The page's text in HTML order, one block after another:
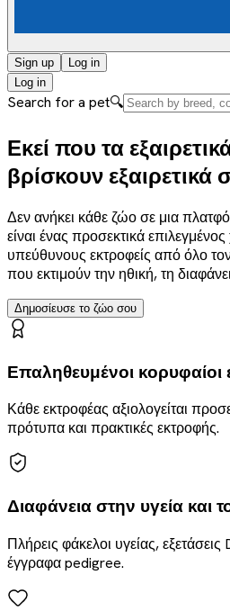
Sign up
Log in
Log in
Search for a pet🔍
Εκεί που τα
βρίσκουν εξαιρετικά
Δεν ανήκει κάθε ζώο σε μια
είναι ένας προσεκτικά
υπεύθυνους εκτροφείς από όλο
που εκτιμούν την ηθική, τη
Δημοσίευσε το ζώο σου
Επαληθευμένοι κορυφαίοι
Κάθε εκτροφέας αξιολογείται
πρότυπα και πρακτικές εκτροφής.
Διαφάνεια στην υγεία και
Πλήρεις φάκελοι υγείας,
έγγραφα pedigree.